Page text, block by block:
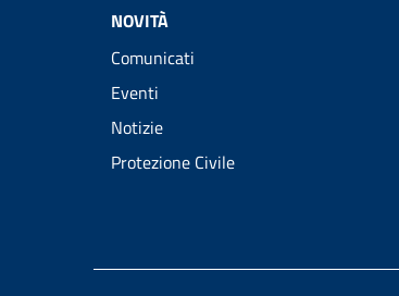
NOVITÀ
Comunicati
Eventi
Notizie
Protezione Civile